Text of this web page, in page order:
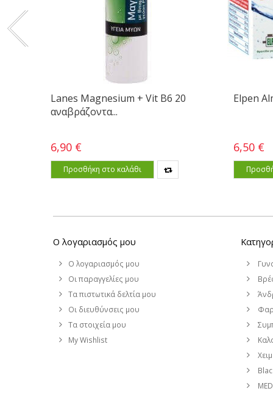
Lanes Magnesium + Vit B6 20
αναβράζοντα...
6,90 €
Προσθήκη στο καλάθι
Elpen
6,50 €
Ο λογαριασμός μου
Ο λογαριασμός μου
Οι παραγγελίες μου
Τα πιστωτικά δελτία μου
Οι διευθύνσεις μου
Τα στοιχεία μου
My Wishlist